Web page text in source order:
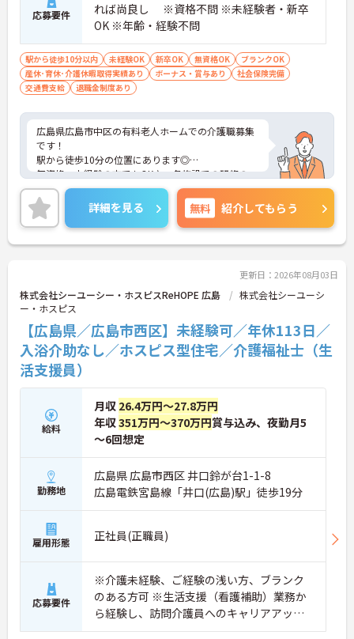
応募要件
れば尚良し ※資格不問 ※未経験者・新卒
OK ※年齢・経験不問
駅から徒歩10分以内 未経験OK 新卒OK 無資格OK
ブランクOK
産休･育休･介護休暇取得実績あり
ボーナス・賞与あり
社会保険完備
交通費支給
退職金制度あり
広島県広島市中区の有料老人ホームでの介護職募集
です！
駅から徒歩10分の位置にあります◎
無資格・未経験の方でもOK♪ 各施設での研修の
他、定期的に新卒・中途向けの研修も本部で開催し
ているので安心して働けます。
また残業はありませんので、ご自身のプライベート
の時間を大切にできます☆
興味のある方は詳細をお伝えいたしますのでお気軽
詳細を見る 無料 紹介してもらう
更新日：2026年08月03日
株式会社シーユーシー・ホスピスReHOPE 広島
株式会社シーユーシ
ー・ホスピス
【広島県／広島市西区】未経験可／年休113日／
入浴介助なし／ホスピス型住宅／介護福祉士（生
活支援員）
給料
月収 26.4万円～27.8万円
年収351万円～370万円賞与込み、夜勤月5
～6回想定
勤務地
広島県 広島市西区 井口鈴が台1-1-8
広島電鉄宮島線「井口(広島)駅」徒歩19分
雇用形態 正社員(正職員)
応募要件
※介護未経験、ご経験の浅い方、ブランク
のある方可 ※生活支援（看護補助）業務か
ら経験し、訪問介護員へのキャリアアップ
を目指せます